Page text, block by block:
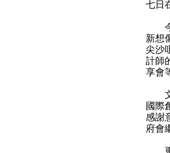
七日
今
新想
尖沙
計師
享會
文
國際
感謝
府會
更